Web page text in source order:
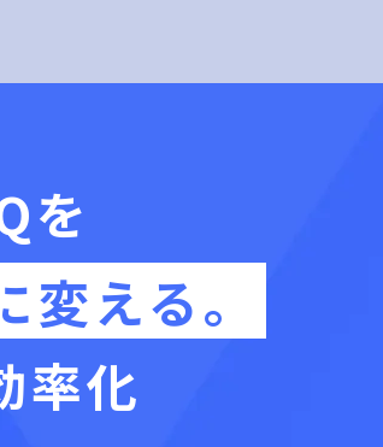
を
える。
率化